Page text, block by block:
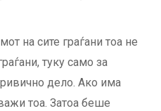
на сите граѓани тоа не
туку само за
дело. Ако има
тоа. Затоа беше